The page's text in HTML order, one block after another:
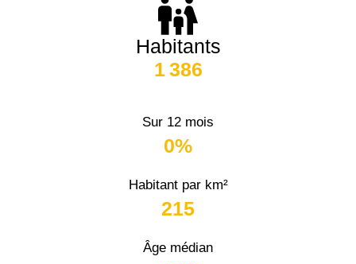
Habitants
1 386
Sur 12 mois
0%
Habitant par km²
215
Âge médian